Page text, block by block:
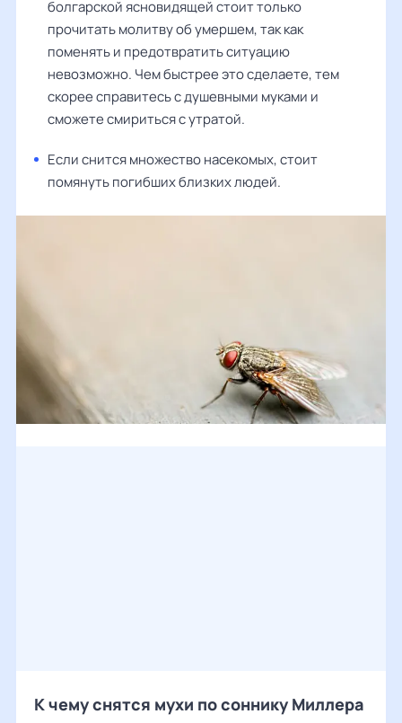
болгарской ясновидящей стоит только
прочитать молитву об умершем, так как
поменять и предотвратить ситуацию
невозможно. Чем быстрее это сделаете, тем
скорее справитесь с душевными муками и
сможете смириться с утратой.
Если снится множество насекомых, стоит
помянуть погибших близких людей.
К чему снятся мухи по соннику Миллера